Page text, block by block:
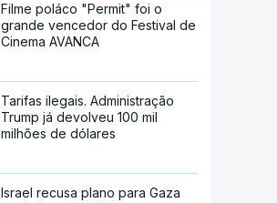
Filme poláco "Permit" foi o
grande vencedor do Festival de
Cinema AVANCA
Tarifas ilegais. Administração
Trump já devolveu 100 mil
milhões de dólares
Israel recusa plano para Gaza